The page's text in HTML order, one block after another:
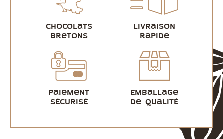
Chocolats
bretons
Livraison
rapide
Paiement
sécurisé
Emballage
de qualité